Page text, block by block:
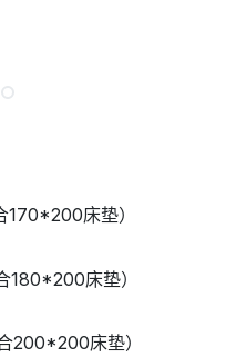
床垫）
床垫）
200*200床垫）